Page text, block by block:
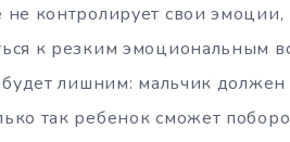
контролирует свои
к резким эмоциональным
лишним: мальчик должен
так ребенок сможет